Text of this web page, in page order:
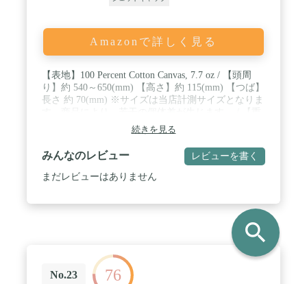
Amazonで詳しく見る
【表地】100 Percent Cotton Canvas, 7.7 oz / 【頭周
り】約 540～650(mm) 【高さ】約 115(mm) 【つば】
長さ 約 70(mm) ※サイズは当店計測サイズとなりま
さ】約 100g / 商品画像はサンプルのため、色味やサ
イズ等の仕様に変更がある場合がございますので、
予めご了承ください。
続きを見る
みんなのレビュー レビューを書く
まだレビューはありません
No.23 76
search